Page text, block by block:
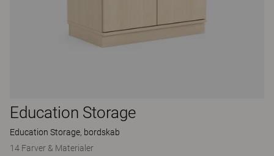
Education Storage
Education Storage, bordskab
14 Farver & Materialer